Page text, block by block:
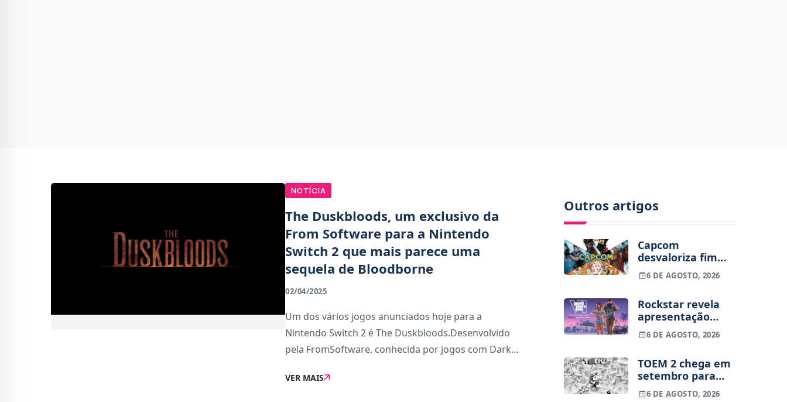
NOTÍCIA
The Duskbloods, um exclusivo da
From Software para a Nintendo
Switch 2 que mais parece uma
sequela de Bloodborne
02/04/2025
Um dos vários jogos anunciados hoje para a
Nintendo Switch 2 é The Duskbloods.Desenvolvido
pela FromSoftware, conhecida por jogos com Dark
jogabilidade desafiante com uma atmosfera sombria
VER MAIS
Outros artigos
Capcom
desvaloriza fim
dos jogos físicos
na PlayStation
6 DE AGOSTO, 2026
Rockstar revela
apresentação
alargada de GTA
VI para 27 de
6 DE AGOSTO, 2026
TOEM 2 chega em
setembro para
PS5, Switch e PC
6 DE AGOSTO, 2026